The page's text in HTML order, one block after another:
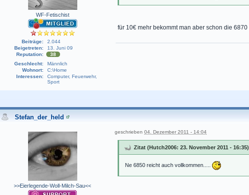
WF-Fetischist
Beiträge:
2.044
Beigetreten:
13. Juni 09
Reputation:
38
Geschlecht:
Männlich
Wohnort:
C:\Home
Interessen:
Computer, Feuerwehr,
Sport
für 10€ mehr bekommt man aber schon die 6870
Stefan_der_held
>>Eierlegende-Woll-Milch-Sau<<
geschrieben 04. Dezember 2011 - 14:04
Zitat (Hutch2006: 23. November 2011 - 16:35)
Ne 6850 reicht auch vollkommen.....